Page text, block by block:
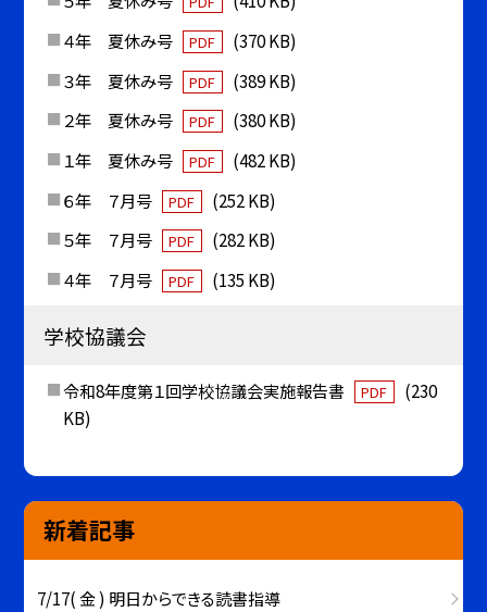
４年 夏休み号
PDF
(370 KB)
３年 夏休み号
PDF
(389 KB)
２年 夏休み号
PDF
(380 KB)
１年 夏休み号
PDF
(482 KB)
６年 ７月号
PDF
(252 KB)
５年 ７月号
PDF
(282 KB)
４年 ７月号
PDF (135 KB)
学校協議会
令和8年度第１回学校協議会実施報告書 PDF
(230
KB)
新着記事
7/17( 金 ) 明日からできる読書指導